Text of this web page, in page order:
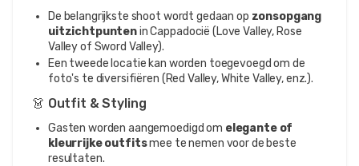
De belangrijkste shoot wordt gedaan op zonsopgang
uitzichtpuntenin Cappadocië (Love Valley, Rose
Valley of Sword Valley).
Een tweede locatie kan worden toegevoegd om de
foto's te diversifiëren (Red Valley, White Valley, enz.).
👗 Outfit & Styling
Gasten worden aangemoedigd om elegante of
kleurrijke outfitsmee te nemen voor de beste
resultaten.